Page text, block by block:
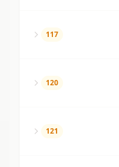
117
120
121